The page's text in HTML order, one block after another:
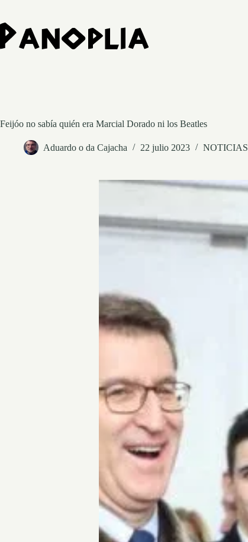
contenido
Feijóo no sabía quién era Marcial Dorado ni los Beatles
Aduardo o da Cajacha 22 julio 2023 NOTICIAS